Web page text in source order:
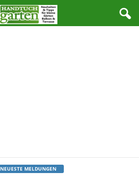
NEUESTE MELDUNGEN